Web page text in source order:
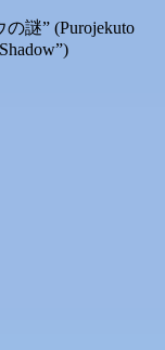
謎” (Purojekuto